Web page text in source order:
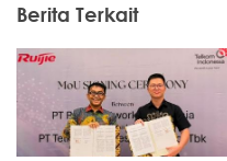
Berita Terkait